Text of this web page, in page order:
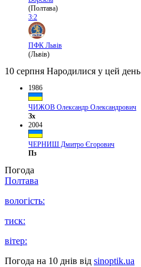
(Полтава)
3:2
ПФК Львів
(Львів)
10 серпня Народилися у цей день
1986
ЧИЖОВ Олександр Олександрович
Зх
2004
ЧЕРНИШ Дмитро Єгорович
Пз
Погода
Полтава
вологість:
тиск:
вітер:
Погода на 10 днів від sinoptik.ua